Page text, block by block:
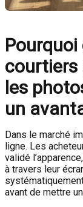
Pourquoi
courtiers
les
un
Dans le marché
ligne. Les
validé
à travers leur
avant de mettre